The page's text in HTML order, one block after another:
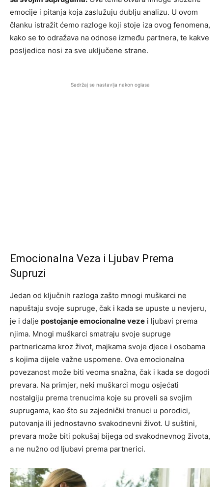
emocije i pitanja koja zaslužuju dublju analizu. U ovom
članku istražit ćemo razloge koji stoje iza ovog fenomena,
kako se to odražava na odnose između partnera, te kakve
posljedice nosi za sve uključene strane.
Sadržaj se nastavlja nakon oglasa
Emocionalna Veza i Ljubav Prema
Supruzi
Jedan od ključnih razloga zašto mnogi muškarci ne
napuštaju svoje supruge, čak i kada se upuste u nevjeru,
je i dalje postojanje emocionalne veze i ljubavi prema
njima. Mnogi muškarci smatraju svoje supruge
partnericama kroz život, majkama svoje djece i osobama
s kojima dijele važne uspomene. Ova emocionalna
povezanost može biti veoma snažna, čak i kada se dogodi
prevara. Na primjer, neki muškarci mogu osjećati
nostalgiju prema trenucima koje su proveli sa svojim
suprugama, kao što su zajednički trenuci u porodici,
putovanja ili jednostavno svakodnevni život. U suštini,
prevara može biti pokušaj bijega od svakodnevnog života,
a ne nužno od ljubavi prema partnerici.